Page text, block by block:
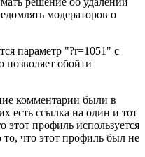
модераторов о
параметр "?r=1051" с
обойти
комментарии были в
есть ссылка на один и тот
профиль используется
что этот профиль был не